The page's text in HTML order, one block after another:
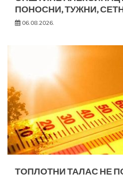
ПОНОСНИ, ТУЖНИ,
06.08.2026.
ТОПЛОТНИ ТАЛАС НЕ